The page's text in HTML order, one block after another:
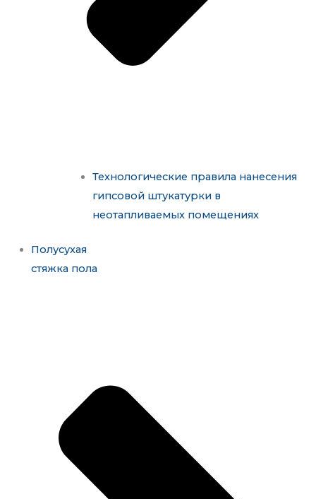
Технологические правила нанесения
гипсовой штукатурки в
неотапливаемых помещениях
Полусухая
стяжка пола